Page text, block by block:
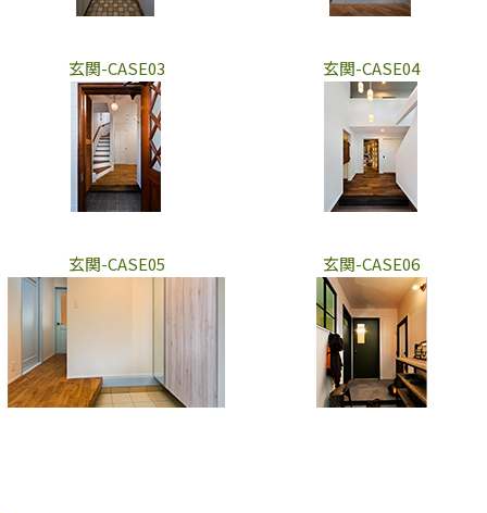
玄関-CASE03 玄関-CASE04
玄関-CASE05 玄関-CASE06